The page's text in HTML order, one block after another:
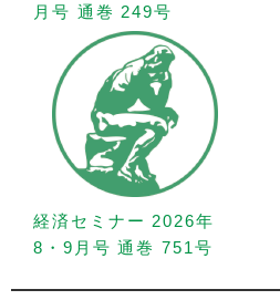
月号 通巻 249号
経済セミナー 2026年
8・9月号 通巻 751号